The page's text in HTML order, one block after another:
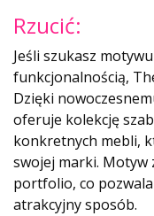
Rzucić:
Jeśli szukasz
funkcjonalnością,
Dzięki
oferuje kolekcję
konkretnych mebli,
swojej marki. Motyw
portfolio, co
atrakcyjny sposób.